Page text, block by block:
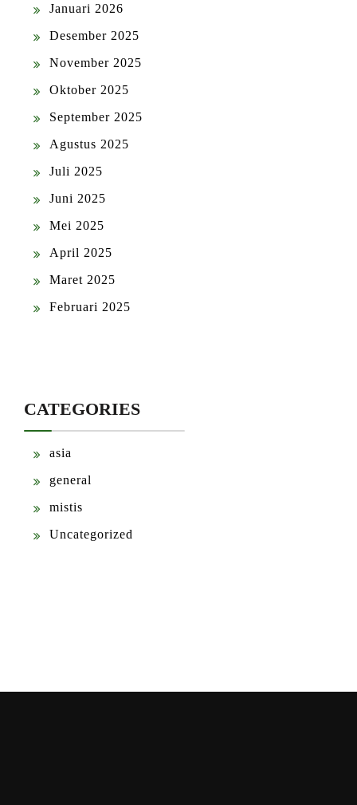
Januari 2026
Desember 2025
November 2025
Oktober 2025
September 2025
Agustus 2025
Juli 2025
Juni 2025
Mei 2025
April 2025
Maret 2025
Februari 2025
CATEGORIES
asia
general
mistis
Uncategorized